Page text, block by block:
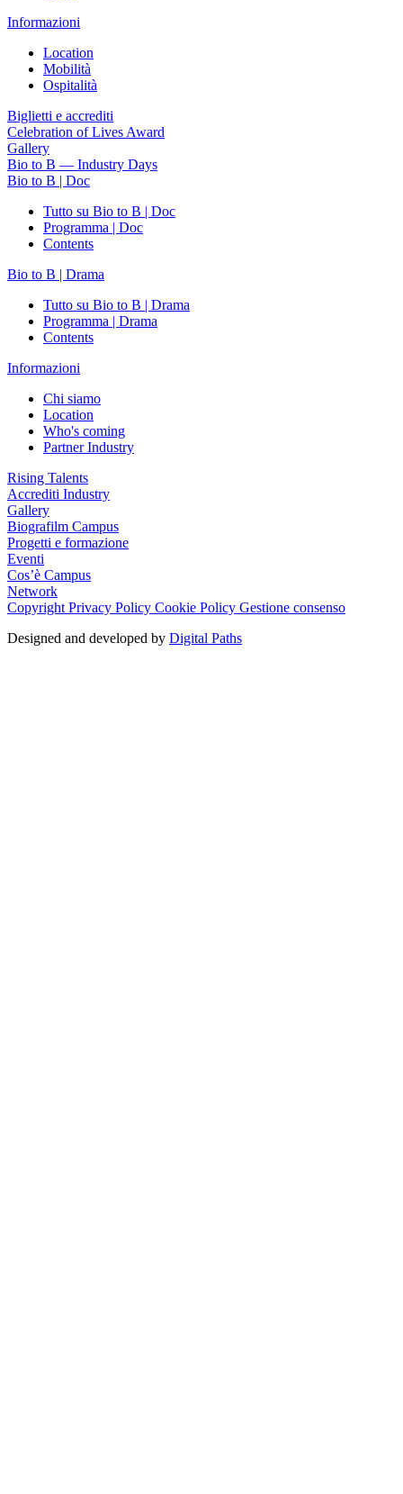
Informazioni
Location
Mobilità
Ospitalità
Biglietti e accrediti
Celebration of Lives Award
Gallery
Bio to B — Industry Days
Bio to B | Doc
Tutto su Bio to B | Doc
Programma | Doc
Contents
Bio to B | Drama
Tutto su Bio to B | Drama
Programma | Drama
Contents
Informazioni
Chi siamo
Location
Who's coming
Partner Industry
Rising Talents
Accrediti Industry
Gallery
Biografilm Campus
Progetti e formazione
Eventi
Cos’è Campus
Network
Copyright Privacy Policy Cookie Policy Gestione consenso
Designed and developed by Digital Paths